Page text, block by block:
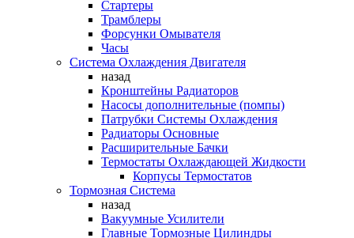
Стартеры
Трамблеры
Форсунки Омывателя
Часы
Система Охлаждения Двигателя
назад
Кронштейны Радиаторов
Насосы дополнительные (помпы)
Патрубки Системы Охлаждения
Радиаторы Основные
Расширительные Бачки
Термостаты Охлаждающей Жидкости
Корпусы Термостатов
Тормозная Система
назад
Вакуумные Усилители
Главные Тормозные Цилиндры